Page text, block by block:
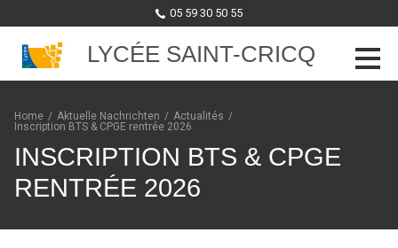
05 59 30 50 55
LYCÉE SAINT-CRICQ
Skip to content
Home / Aktuelle Nachrichten / Actualités /
Inscription BTS & CPGE rentrée 2026
INSCRIPTION BTS & CPGE
RENTRÉE 2026